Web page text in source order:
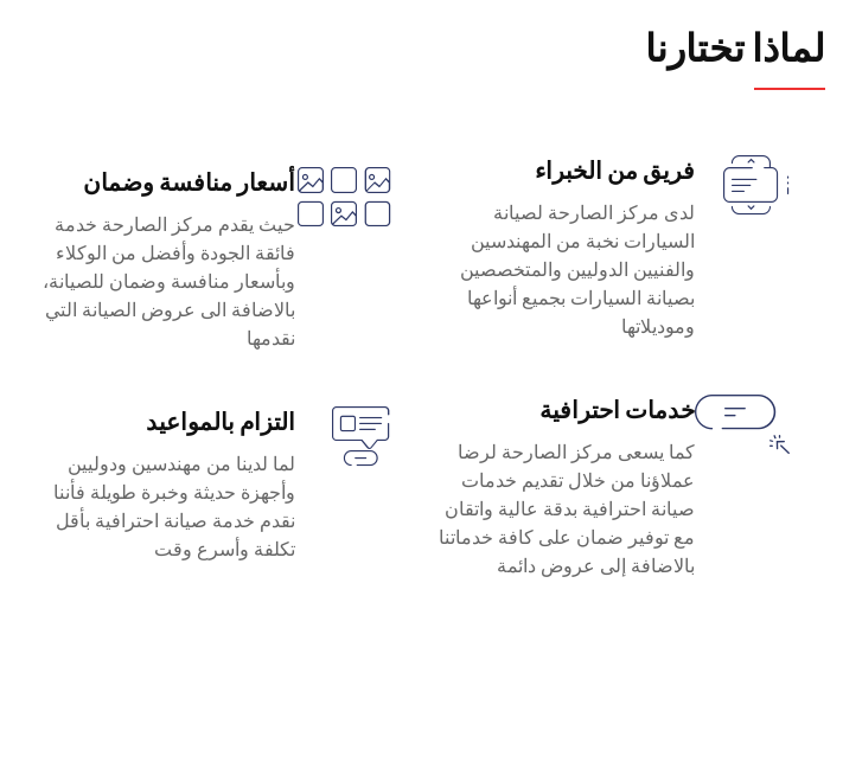
لماذا تختارنا
فريق من الخبراء
لدى مركز الصارحة لصيانة
السيارات نخبة من المهندسين
والفنيين الدوليين والمتخصصين
بصيانة السيارات بجميع أنواعها
وموديلاتها
أسعار منافسة وضمان
حيث يقدم مركز الصارحة خدمة
فائقة الجودة وأفضل من الوكلاء
وبأسعار منافسة وضمان للصيانة،
بالاضافة الى عروض الصيانة التي
نقدمها
خدمات احترافية
كما يسعى مركز الصارحة لرضا
عملاؤنا من خلال تقديم خدمات
صيانة احترافية بدقة عالية واتقان
مع توفير ضمان على كافة خدماتنا
بالاضافة إلى عروض دائمة
التزام بالمواعيد
لما لدينا من مهندسين ودوليين
وأجهزة حديثة وخبرة طويلة فأننا
نقدم خدمة صيانة احترافية بأقل
تكلفة وأسرع وقت